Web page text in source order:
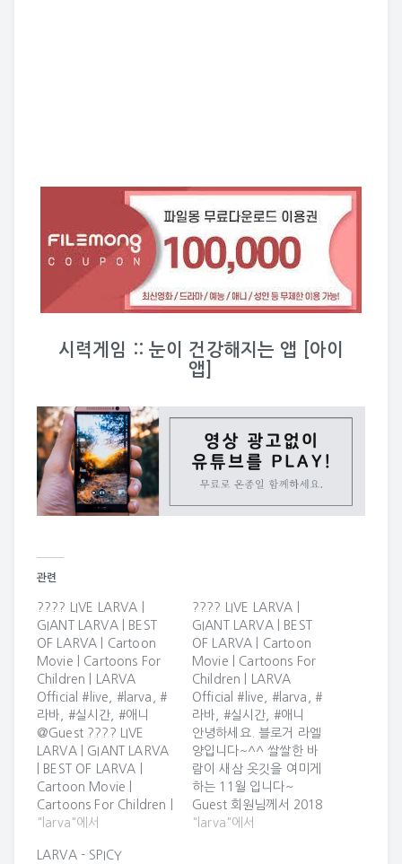
시력게임 :: 눈이 건강해지는 앱 [아이
앱]
관련
???? LIVE LARVA |
GIANT LARVA | BEST
OF LARVA | Cartoon
Movie | Cartoons For
Children | LARVA
Official #live, #larva, #
라바, #실시간, #애니
@Guest ???? LIVE
LARVA | GIANT LARVA
| BEST OF LARVA |
Cartoon Movie |
Cartoons For Children |
LARVA Official ????
LARVA | BEST OF
"larva"에서
???? LIVE LARVA |
GIANT LARVA | BEST
OF LARVA | Cartoon
Movie | Cartoons For
Children | LARVA
Official #live, #larva, #
라바, #실시간, #애니
안녕하세요. 블로거 라엘
양입니다~^^ 쌀쌀한 바
람이 새삼 옷깃을 여미게
하는 11월 입니다~
Guest 회원님께서 2018
년 11월 17일 02시 15분
"larva"에서
LARVA - SPICY